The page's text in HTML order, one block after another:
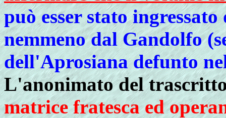
può esser stato
nemmeno dal Gandolfo
dell'Aprosiana defunto
L'anonimato del
matrice fratesca ed